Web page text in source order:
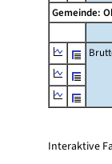
Gemeinde:
Interaktive